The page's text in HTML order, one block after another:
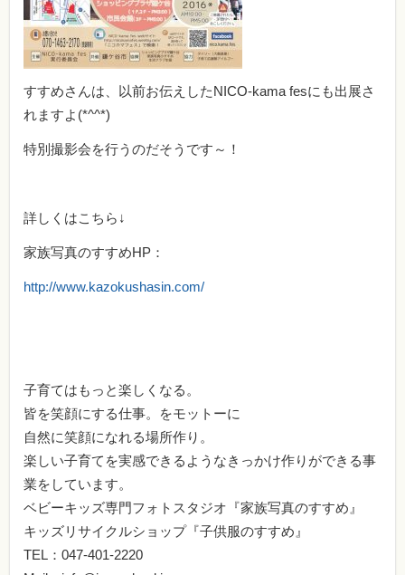
すすめさんは、以前お伝えしたNICO-kama fesにも出展さ
れますよ(*^^*)
特別撮影会を行うのだそうです～！
詳しくはこちら↓
家族写真のすすめHP：
http://www.kazokushasin.com/
子育てはもっと楽しくなる。
皆を笑顔にする仕事。をモットーに
自然に笑顔になれる場所作り。
楽しい子育てを実感できるようなきっかけ作りができる事
業をしています。
ベビーキッズ専門フォトスタジオ『家族写真のすすめ』
キッズリサイクルショップ『子供服のすすめ』
TEL：047-401-2220